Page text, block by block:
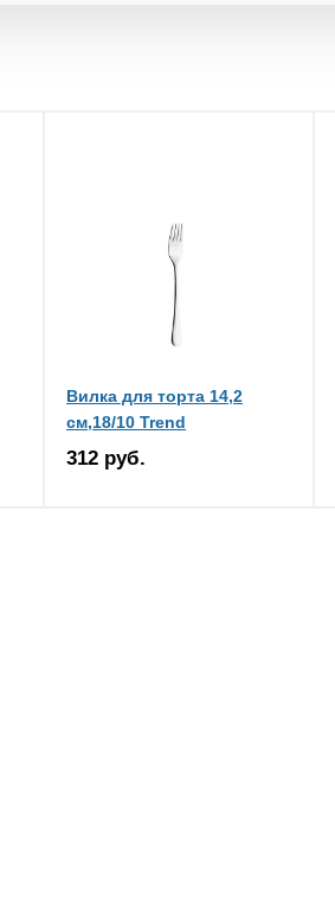
Вилка для торта 14,2
см,18/10 Trend
312 руб.